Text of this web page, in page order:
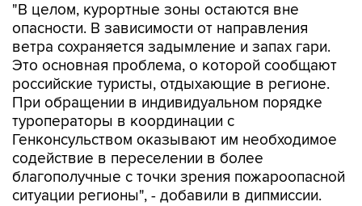
"В целом, курортные зоны остаются вне
опасности. В зависимости от направления
ветра сохраняется задымление и запах гари.
Это основная проблема, о которой сообщают
российские туристы, отдыхающие в регионе.
При обращении в индивидуальном порядке
туроператоры в координации с
Генконсульством оказывают им необходимое
содействие в переселении в более
благополучные с точки зрения пожароопасной
ситуации регионы", - добавили в дипмиссии.